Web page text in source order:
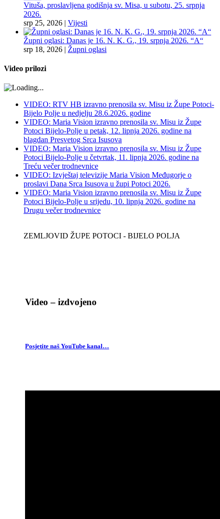
Vituša, proslavljena godišnja sv. Misa, u subotu, 25. srpnja
2026.
srp 25, 2026 | Vijesti
Župni oglasi: Danas je 16. N. K. G., 19. srpnja 2026. “A“
srp 18, 2026 | Župni oglasi
Video prilozi
VIDEO: RTV HB izravno prenosila sv. Misu iz Župe Potoci-
Bijelo Polje u nedjelju 28.6.2026. godine
VIDEO: Maria Vision izravno prenosila sv. Misu iz Župe
Potoci Bijelo-Polje u petak, 12. lipnja 2026. godine na
blagdan Presvetog Srca Isusova
VIDEO: Maria Vision izravno prenosila sv. Misu iz Župe
Potoci Bijelo-Polje u četvrtak, 11. lipnja 2026. godine na
Treću večer trodnevnice
VIDEO: Izvještaj televizije Maria Vision Međugorje o
proslavi Dana Srca Isusova u župi Potoci 2026.
VIDEO: Maria Vision izravno prenosila sv. Misu iz Župe
Potoci Bijelo-Polje u srijedu, 10. lipnja 2026. godine na
Drugu večer trodnevnice
ZEMLJOVID ŽUPE POTOCI - BIJELO POLJA
Video – izdvojeno
Posjetite naš YouTube kanal…